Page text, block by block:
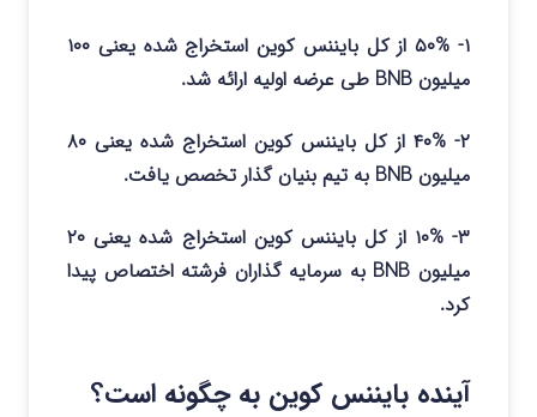
۱- ۵۰% از کل بایننس کوین استخراج شده یعنی ۱۰۰
میلیون BNB طی عرضه اولیه ارائه شد.
۲- ۴۰% از کل بایننس کوین استخراج شده یعنی ۸۰
میلیون BNB به تیم بنیان گذار تخصص یافت.
۳- ۱۰% از کل بایننس کوین استخراج شده یعنی ۲۰
میلیون BNB به سرمایه گذاران فرشته اختصاص پیدا
کرد.
آینده بایننس کوین به چگونه است؟